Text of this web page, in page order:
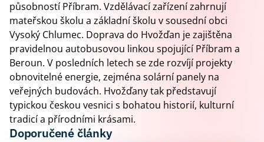
působností Příbram. Vzdělávací zařízení zahrnují
mateřskou školu a základní školu v sousední obci
Vysoký Chlumec. Doprava do Hvožďan je zajištěna
pravidelnou autobusovou linkou spojující Příbram a
Beroun. V posledních letech se zde rozvíjí projekty
obnovitelné energie, zejména solární panely na
veřejných budovách. Hvožďany tak představují
typickou českou vesnici s bohatou historií, kulturní
tradicí a přírodními krásami.
Doporučené články